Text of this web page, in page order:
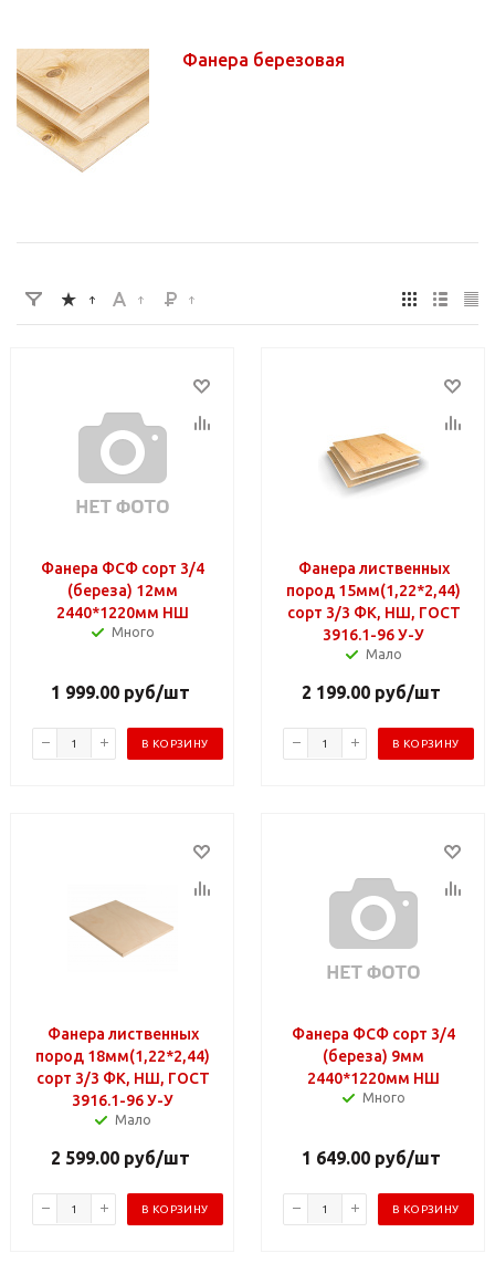
Фанера березовая
Фанера ФСФ сорт 3/4
(береза) 12мм
2440*1220мм НШ
Много
1 999.00 руб/шт
В КОРЗИНУ
Фанера лиственных
пород 15мм(1,22*2,44)
сорт 3/3 ФК, НШ, ГОСТ
3916.1-96 У-У
Мало
2 199.00 руб/шт
В КОРЗИНУ
Фанера лиственных
пород 18мм(1,22*2,44)
сорт 3/3 ФК, НШ, ГОСТ
3916.1-96 У-У
Мало
2 599.00 руб/шт
В КОРЗИНУ
Фанера ФСФ сорт 3/4
(береза) 9мм
2440*1220мм НШ
Много
1 649.00 руб/шт
В КОРЗИНУ